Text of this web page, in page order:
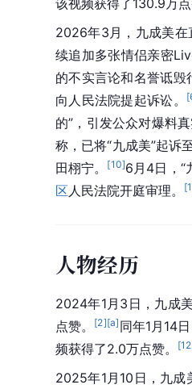
2026年3月，九成美在
续追加多张情侣亲密
的不实言论和名誉诋
向人民法院提起诉讼。
[
的”，引发公众对爆料
称，已将“九成美”起诉
田栩宁。
[10]6月4日，“
区 人民法院开庭审理。 [
人物经历
2024年1月3日，九成
点赞。
[2][a] 同年1月14
频获得了2.0万点赞。
[12
2025年1月10日，九成